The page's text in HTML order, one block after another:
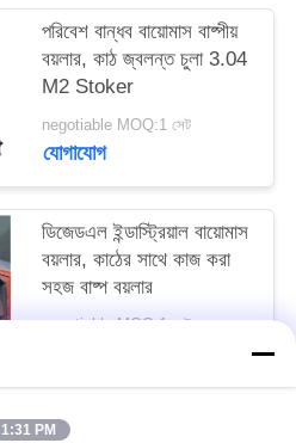
পরিবেশ বান্ধব বায়োমাস বাষ্পীয়
বয়লার, কাঠ জ্বলন্ত চুলা 3.04
M2 Stoker
negotiable MOQ:1 সেট
যোগাযোগ
ডিজেডএল ইন্ডাস্ট্রিয়াল বায়োমাস
বয়লার, কাঠের সাথে কাজ করা
সহজ বাষ্প বয়লার
negotiable MOQ:1 সেট
1:31 PM